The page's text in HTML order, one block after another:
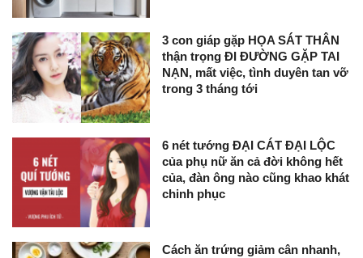
3 con giáp gặp HỌA SÁT THÂN
thận trọng ĐI ĐƯỜNG GẶP TAI
NẠN, mất việc, tình duyên tan vỡ
trong 3 tháng tới
6 nét tướng ĐẠI CÁT ĐẠI LỘC
của phụ nữ ăn cả đời không hết
của, đàn ông nào cũng khao khát
chinh phục
Cách ăn trứng giảm cân nhanh,